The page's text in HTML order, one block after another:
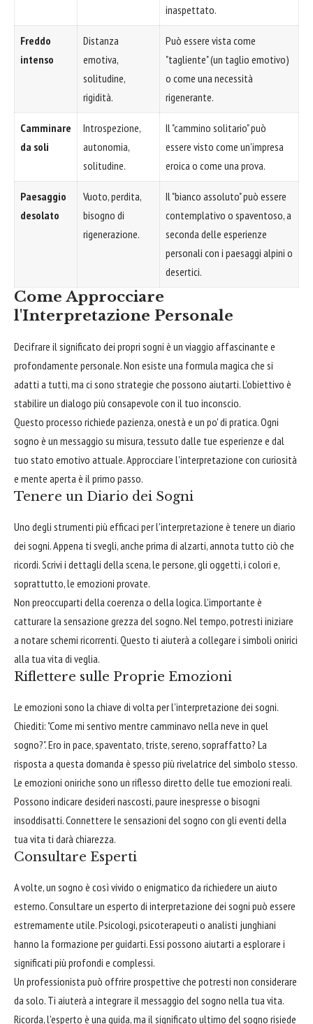
inaspettato.
Freddo
intenso
Distanza
emotiva,
solitudine,
rigidità.
Può essere vista come
"tagliente" (un taglio emotivo)
o come una necessità
rigenerante.
Camminare
da soli
Introspezione,
autonomia,
solitudine.
Il "cammino solitario" può
essere visto come un'impresa
eroica o come una prova.
Paesaggio
desolato
Vuoto, perdita,
bisogno di
rigenerazione.
Il "bianco assoluto" può essere
contemplativo o spaventoso, a
seconda delle esperienze
personali con i paesaggi alpini o
desertici.
Come Approcciare
l'Interpretazione Personale
Decifrare il significato dei propri sogni è un viaggio affascinante e
profondamente personale. Non esiste una formula magica che si
adatti a tutti, ma ci sono strategie che possono aiutarti. L'obiettivo è
stabilire un dialogo più consapevole con il tuo inconscio.
Questo processo richiede pazienza, onestà e un po' di pratica. Ogni
sogno è un messaggio su misura, tessuto dalle tue esperienze e dal
tuo stato emotivo attuale. Approcciare l'interpretazione con curiosità
e mente aperta è il primo passo.
Tenere un Diario dei Sogni
Uno degli strumenti più efficaci per l'interpretazione è tenere un diario
dei sogni. Appena ti svegli, anche prima di alzarti, annota tutto ciò che
ricordi. Scrivi i dettagli della scena, le persone, gli oggetti, i colori e,
soprattutto, le emozioni provate.
Non preoccuparti della coerenza o della logica. L'importante è
catturare la sensazione grezza del sogno. Nel tempo, potresti iniziare
a notare schemi ricorrenti. Questo ti aiuterà a collegare i simboli onirici
alla tua vita di veglia.
Riflettere sulle Proprie Emozioni
Le emozioni sono la chiave di volta per l'interpretazione dei sogni.
Chiediti: "Come mi sentivo mentre camminavo nella neve in quel
sogno?". Ero in pace, spaventato, triste, sereno, sopraffatto? La
risposta a questa domanda è spesso più rivelatrice del simbolo stesso.
Le emozioni oniriche sono un riflesso diretto delle tue emozioni reali.
Possono indicare desideri nascosti, paure inespresse o bisogni
insoddisatti. Connettere le sensazioni del sogno con gli eventi della
tua vita ti darà chiarezza.
Consultare Esperti
A volte, un sogno è così vivido o enigmatico da richiedere un aiuto
esterno. Consultare un esperto di interpretazione dei sogni può essere
estremamente utile. Psicologi, psicoterapeuti o analisti junghiani
hanno la formazione per guidarti. Essi possono aiutarti a esplorare i
significati più profondi e complessi.
Un professionista può offrire prospettive che potresti non considerare
da solo. Ti aiuterà a integrare il messaggio del sogno nella tua vita.
Ricorda, l'esperto è una guida, ma il significato ultimo del sogno risiede